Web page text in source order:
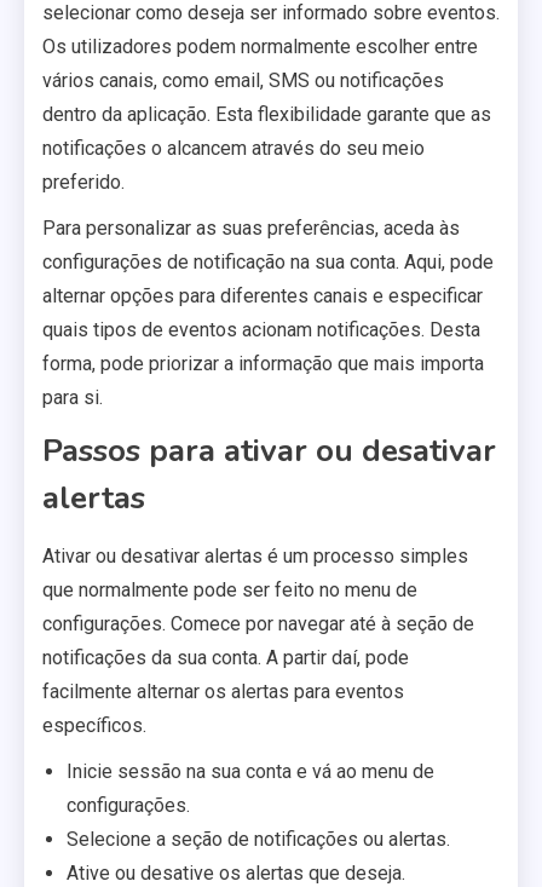
selecionar como deseja ser informado sobre eventos.
Os utilizadores podem normalmente escolher entre
vários canais, como email, SMS ou notificações
dentro da aplicação. Esta flexibilidade garante que as
notificações o alcancem através do seu meio
preferido.
Para personalizar as suas preferências, aceda às
configurações de notificação na sua conta. Aqui, pode
alternar opções para diferentes canais e especificar
quais tipos de eventos acionam notificações. Desta
forma, pode priorizar a informação que mais importa
para si.
Passos para ativar ou desativar
alertas
Ativar ou desativar alertas é um processo simples
que normalmente pode ser feito no menu de
configurações. Comece por navegar até à seção de
notificações da sua conta. A partir daí, pode
facilmente alternar os alertas para eventos
específicos.
Inicie sessão na sua conta e vá ao menu de
configurações.
Selecione a seção de notificações ou alertas.
Ative ou desative os alertas que deseja.